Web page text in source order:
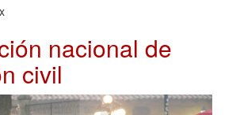
nacional de
civil